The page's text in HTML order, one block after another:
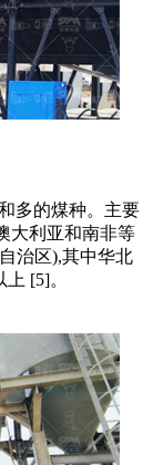
多的煤种。主要
大利亚和南非等
治区),其中华北
[5]。